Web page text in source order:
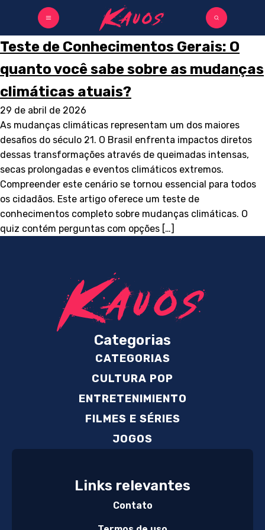
Teste de Conhecimentos Gerais: O
quanto você sabe sobre as mudanças
climáticas atuais?
29 de abril de 2026
As mudanças climáticas representam um dos maiores
desafios do século 21. O Brasil enfrenta impactos diretos
dessas transformações através de queimadas intensas,
secas prolongadas e eventos climáticos extremos.
Compreender este cenário se tornou essencial para todos
os cidadãos. Este artigo oferece um teste de
conhecimentos completo sobre mudanças climáticas. O
quiz contém perguntas com opções […]
Categorias
CATEGORIAS
CULTURA POP
ENTRETENIMIENTO
FILMES E SÉRIES
JOGOS
Links relevantes
Contato